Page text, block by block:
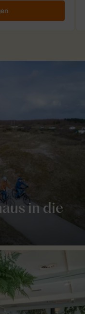
in die